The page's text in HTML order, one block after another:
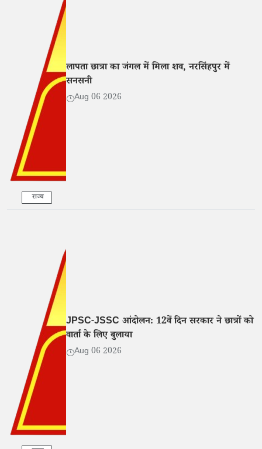
राज्य
लापता छात्रा का जंगल में मिला शव, नरसिंहपुर में
सनसनी
Aug 06 2026
JPSC-JSSC आंदोलन: 12वें दिन सरकार ने छात्रों को
वार्ता के लिए बुलाया
Aug 06 2026